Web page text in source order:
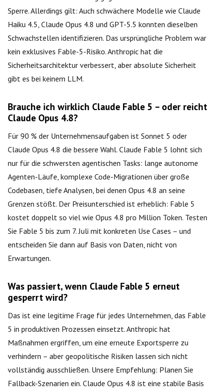
Sperre. Allerdings gilt: Auch schwächere Modelle wie Claude
Haiku 4.5, Claude Opus 4.8 und GPT-5.5 konnten dieselben
Schwachstellen identifizieren. Das ursprüngliche Problem war
kein exklusives Fable-5-Risiko. Anthropic hat die
Sicherheitsarchitektur verbessert, aber absolute Sicherheit
gibt es bei keinem LLM.
Brauche ich wirklich Claude Fable 5 – oder reicht
Claude Opus 4.8?
Für 90 % der Unternehmensaufgaben ist Sonnet 5 oder
Claude Opus 4.8 die bessere Wahl. Claude Fable 5 lohnt sich
nur für die schwersten agentischen Tasks: lange autonome
Agenten-Läufe, komplexe Code-Migrationen über große
Codebasen, tiefe Analysen, bei denen Opus 4.8 an seine
Grenzen stößt. Der Preisunterschied ist erheblich: Fable 5
kostet doppelt so viel wie Opus 4.8 pro Million Token. Testen
Sie Fable 5 bis zum 7. Juli mit konkreten Use Cases – und
entscheiden Sie dann auf Basis von Daten, nicht von
Erwartungen.
Was passiert, wenn Claude Fable 5 erneut
gesperrt wird?
Das ist eine legitime Frage für jedes Unternehmen, das Fable
5 in produktiven Prozessen einsetzt. Anthropic hat
Maßnahmen ergriffen, um eine erneute Exportsperre zu
verhindern – aber geopolitische Risiken lassen sich nicht
vollständig ausschließen. Unsere Empfehlung: Planen Sie
Fallback-Szenarien ein. Claude Opus 4.8 ist eine stabile Basis